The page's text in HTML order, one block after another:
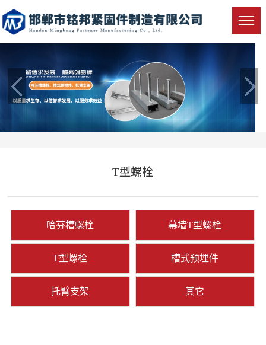
T型螺栓
哈芬槽螺栓 幕墙T型螺栓
T型螺栓 槽式预埋件
托臂支架 其它